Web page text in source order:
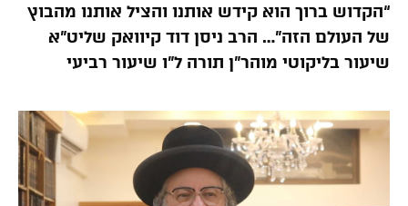
“הקדוש ברוך הוא קידש אותנו והציל אותנו מהבוץ
של העולם הזה”… הרב ניסן דוד קיוואק שליט”א
שיעור בליקוטי מוהר”ן תורה ל”ו שיעור רביעי